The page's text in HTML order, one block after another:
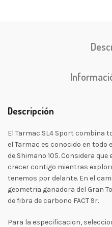
Descripción
El Tarmac SL4 Sport combina
el Tarmac es conocido en todo
de Shimano 105. Considera
crecer contigo mientras
tenemos por delante. En el
geometria ganadora del Gran
de fibra de carbono FACT 9r.
Para la especificacion,